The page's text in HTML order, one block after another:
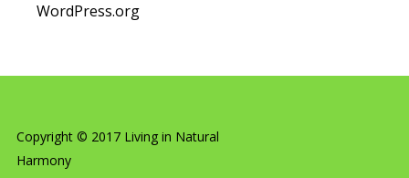
WordPress.org
Copyright © 2017 Living in Natural
Harmony